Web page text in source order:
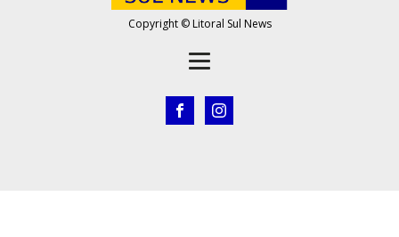
Copyright © Litoral Sul News